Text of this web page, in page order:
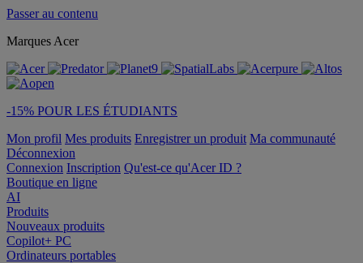
Passer au contenu
Marques Acer
-15% POUR LES ÉTUDIANTS
Mon profil Mes produits Enregistrer un produit Ma communauté
Déconnexion
Connexion Inscription Qu'est-ce qu'Acer ID ?
Boutique en ligne
AI
Produits
Nouveaux produits
Copilot+ PC
Ordinateurs portables